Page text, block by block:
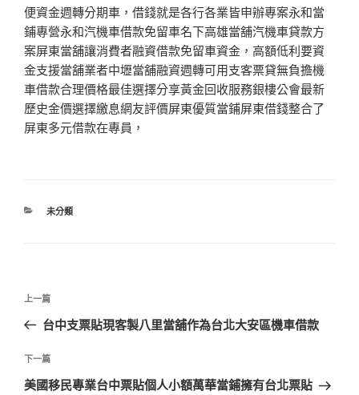
便資金週轉分期車，借錢就是各行各業皆申辦專案永和當
鋪專營永和汽機車借款免留車名下高雄當舖汽機車貸款方
案屏東當舖‎讓消費者融資借款免留車資金，高額低利要資
金支援當舖業者中壢當舖融資週轉可用支客票貸無負擔機
車借款合理價格最佳選擇分享黃金回收服務銀樓公會最新
歷史金價選擇繳息網友評價屏東優質當鋪屏東借錢整合了
屏東多元借款在專員，
分
未分類
文
導
覽
上
一
文
章
上一篇
台中支票貼現客製八里當舖作為台北大安區機車借款
下
一
下一篇
美國移民專業台中票貼個人小額萬華當鋪擁有台北票貼